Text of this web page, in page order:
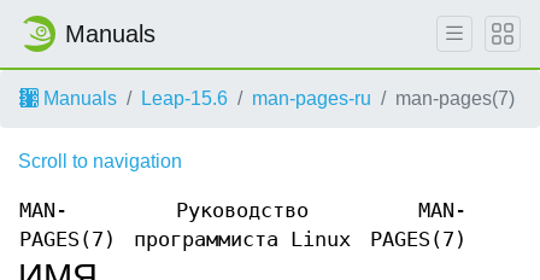
Manuals
Manuals Leap-15.6 man-pages-ru man-pages(7)
Scroll to navigation
MAN-
PAGES(7)
Руководство
программиста Linux
MAN-
PAGES(7)